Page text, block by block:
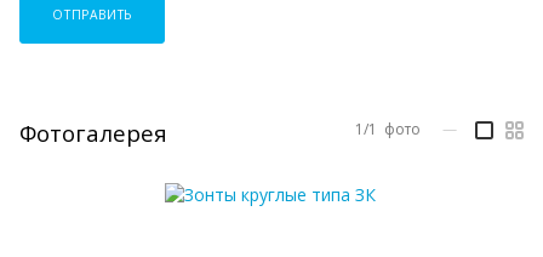
ОТПРАВИТЬ
Фотогалерея 1/1 фото —